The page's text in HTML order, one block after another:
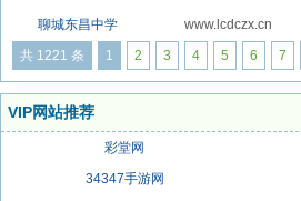
聊城东昌中学 www.lcdczx.cn
共 1221 条
1 2 3 4 5 6 7
VIP网站推荐
彩堂网
34347手游网